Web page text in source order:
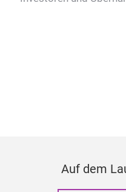
Auf dem